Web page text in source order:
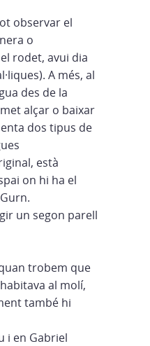
observar el
o
rodet, avui dia
A més, al
des de la
alçar o baixar
dos tipus de
està
on hi ha el
un segon parell
trobem que
al molí,
també hi
i en Gabriel